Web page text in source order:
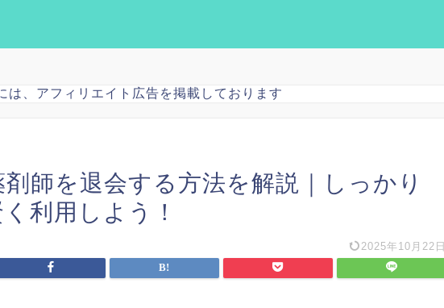
は、アフィリエイト広告を掲載しております
師を退会する方法を解説｜しっかり
利用しよう！
2025年10月22日